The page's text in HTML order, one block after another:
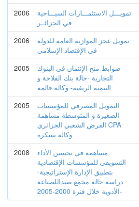
2006
تمويـــل الاستثمـــارات السيـــاحية
في الجزائــر
2006
تمويل عجز الموازنة العامة للدولة
في الإقتصاد الإسلامي
2005
ضوابط منح الإئتمان في البنوك
التجارية -حالة بنك الفلاحة و
التنمية الريفية- وكالة قالمة
2005
التمويل المصرفي للمؤسسات
الصغيرة و المتوسطة مساهمة
القرض الشعبي الجزائري CPA
وكالة بسكرة
2008
مساهمة في تحسين الأداء
التسويقي للمؤسسات الإقتصادية
بتطبيق الإدارة الإستراتيجية-
دراسة حالة مجمع صيداللصناعة
الأدوية خلال فترة 2000-2005-